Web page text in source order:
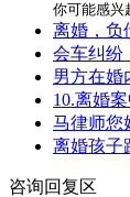
你可能感兴
离婚，负
会车纠纷
男方在婚
10.离婚
马律师您
离婚孩子
咨询回复区